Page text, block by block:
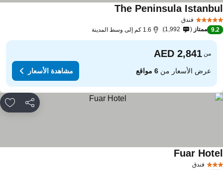
فندق
The Peninsula
9.2 ممتاز 1,992 1.6 كم إلى وسط المدينة
من
عرض الأسعار من6 مواقع مشاهدة الأسعار
مشاركة
فندق
Fuar